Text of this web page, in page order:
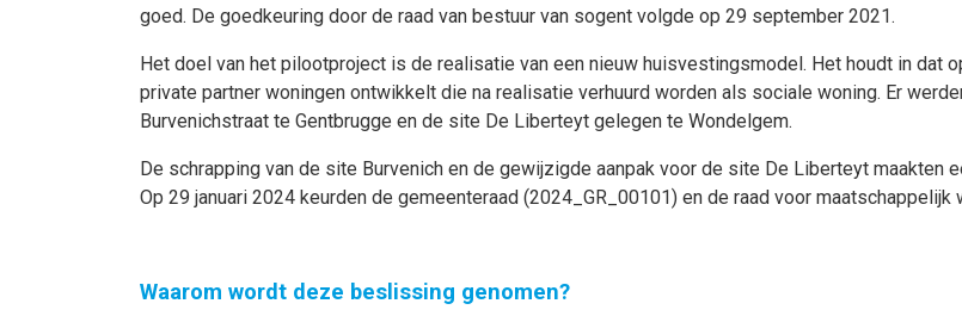
goed. De goedkeuring door de raad van bestuur van sogent volgde op 29 september 2021.
Het doel van het pilootproject is de realisatie van een nieuw huisvestingsmodel. Het houdt in dat
private partner woningen ontwikkelt die na realisatie verhuurd worden als sociale woning. Er
Burvenichstraat te Gentbrugge en de site De Liberteyt gelegen te Wondelgem.
De schrapping van de site Burvenich en de gewijzigde aanpak voor de site De Liberteyt maakten
Op 29 januari 2024 keurden de gemeenteraad (2024_GR_00101) en de raad voor
Waarom wordt deze beslissing genomen?